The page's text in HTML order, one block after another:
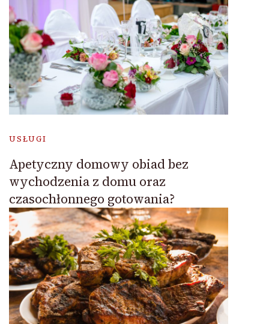
USŁUGI
Apetyczny domowy obiad bez
wychodzenia z domu oraz
czasochłonnego gotowania?